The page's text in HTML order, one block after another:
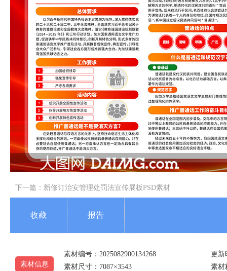
下一篇： 新修订治安管理处罚法宣传展板PSD素材
收藏 报告
素材信息
素材编号：2025082900134268
更新
素材尺寸：7087×3543
素材